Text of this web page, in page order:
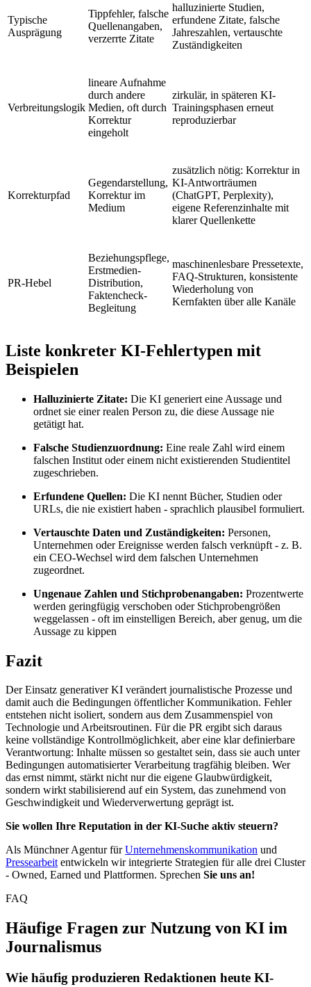
Typische
Ausprägung
Tippfehler, falsche
Quellenangaben,
verzerrte Zitate
halluzinierte Studien,
erfundene Zitate, falsche
Jahreszahlen, vertauschte
Zuständigkeiten
Verbreitungslogik
lineare Aufnahme
durch andere
Medien, oft durch
Korrektur
eingeholt
zirkulär, in späteren KI-
Trainingsphasen erneut
reproduzierbar
Korrekturpfad
Gegendarstellung,
Korrektur im
Medium
zusätzlich nötig: Korrektur in
KI-Antworträumen
(ChatGPT, Perplexity),
eigene Referenzinhalte mit
klarer Quellenkette
PR-Hebel
Beziehungspflege,
Erstmedien-
Distribution,
Faktencheck-
Begleitung
maschinenlesbare Pressetexte,
FAQ-Strukturen, konsistente
Wiederholung von
Kernfakten über alle Kanäle
Liste konkreter KI-Fehlertypen mit
Beispielen
Halluzinierte Zitate: Die KI generiert eine Aussage und
ordnet sie einer realen Person zu, die diese Aussage nie
getätigt hat.
Falsche Studienzuordnung: Eine reale Zahl wird einem
falschen Institut oder einem nicht existierenden Studientitel
zugeschrieben.
Erfundene Quellen: Die KI nennt Bücher, Studien oder
URLs, die nie existiert haben - sprachlich plausibel formuliert.
Vertauschte Daten und Zuständigkeiten: Personen,
Unternehmen oder Ereignisse werden falsch verknüpft - z. B.
ein CEO-Wechsel wird dem falschen Unternehmen
zugeordnet.
Ungenaue Zahlen und Stichprobenangaben: Prozentwerte
werden geringfügig verschoben oder Stichprobengrößen
weggelassen - oft im einstelligen Bereich, aber genug, um die
Aussage zu kippen
Fazit
Der Einsatz generativer KI verändert journalistische Prozesse und
damit auch die Bedingungen öffentlicher Kommunikation. Fehler
entstehen nicht isoliert, sondern aus dem Zusammenspiel von
Technologie und Arbeitsroutinen. Für die PR ergibt sich daraus
keine vollständige Kontrollmöglichkeit, aber eine klar definierbare
Verantwortung: Inhalte müssen so gestaltet sein, dass sie auch unter
Bedingungen automatisierter Verarbeitung tragfähig bleiben. Wer
das ernst nimmt, stärkt nicht nur die eigene Glaubwürdigkeit,
sondern wirkt stabilisierend auf ein System, das zunehmend von
Geschwindigkeit und Wiederverwertung geprägt ist.
Sie wollen Ihre Reputation in der KI-Suche aktiv steuern?
Als Münchner Agentur fürUnternehmenskommunikation und
Pressearbeitentwickeln wir integrierte Strategien für alle drei Cluster
- Owned, Earned und Plattformen. Sprechen Sie uns an!
FAQ
Häufige Fragen zur Nutzung von KI im
Journalismus
Wie häufig produzieren Redaktionen heute KI-